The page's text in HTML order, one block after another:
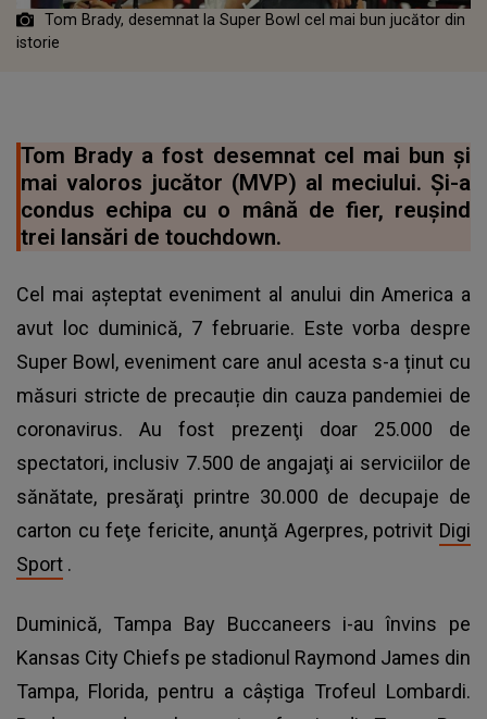
Tom Brady, desemnat la Super Bowl cel mai bun jucător din
istorie
Tom Brady a fost desemnat cel mai bun și
mai valoros jucător (MVP) al meciului. Și-a
condus echipa cu o mână de fier, reuşind
trei lansări de touchdown.
Cel mai așteptat eveniment al anului din America a
avut loc duminică, 7 februarie. Este vorba despre
Super Bowl, eveniment care anul acesta s-a ținut cu
măsuri stricte de precauție din cauza pandemiei de
coronavirus. Au fost prezenţi doar 25.000 de
spectatori, inclusiv 7.500 de angajaţi ai serviciilor de
sănătate, presăraţi printre 30.000 de decupaje de
carton cu feţe fericite, anunţă Agerpres, potrivit Digi
Sport .
Duminică, Tampa Bay Buccaneers i-au învins pe
Kansas City Chiefs pe stadionul Raymond James din
Tampa, Florida, pentru a câștiga Trofeul Lombardi.